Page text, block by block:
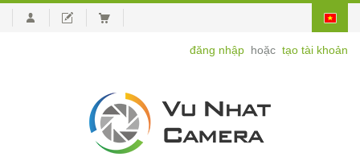
đăng nhập hoặc tạo tài khoản